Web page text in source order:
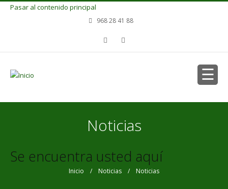
Pasar al contenido principal
968 28 41 88
Noticias
Se encuentra usted aquí
Inicio / Noticias / Noticias